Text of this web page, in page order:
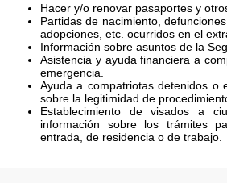
Hacer y/o renovar pasaportes y
Partidas de nacimiento,
adopciones, etc. ocurridos en el
Información sobre asuntos de la
Asistencia y ayuda financiera a
emergencia.
Ayuda a compatriotas detenidos o
sobre la legitimidad de
Establecimiento de visados a
información sobre los trámites
entrada, de residencia o de trabajo.